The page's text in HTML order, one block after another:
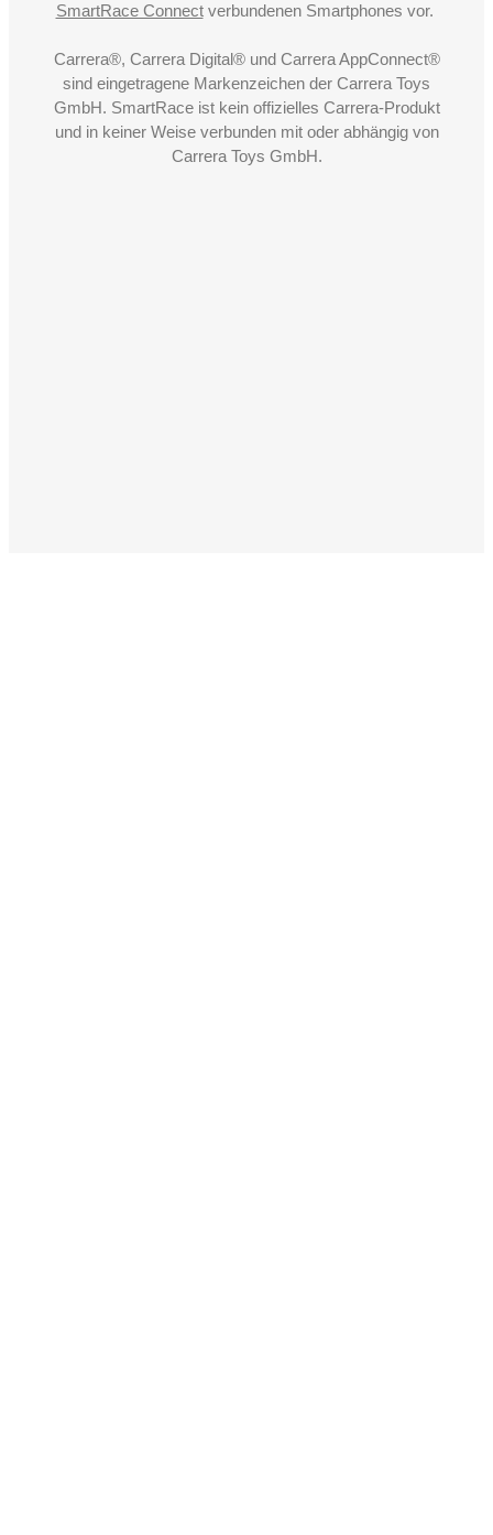
SmartRace Connectverbundenen Smartphones vor.
Carrera®, Carrera Digital® und Carrera AppConnect®
sind eingetragene Markenzeichen der Carrera Toys
GmbH. SmartRace ist kein offizielles Carrera-Produkt
und in keiner Weise verbunden mit oder abhängig von
Carrera Toys GmbH.